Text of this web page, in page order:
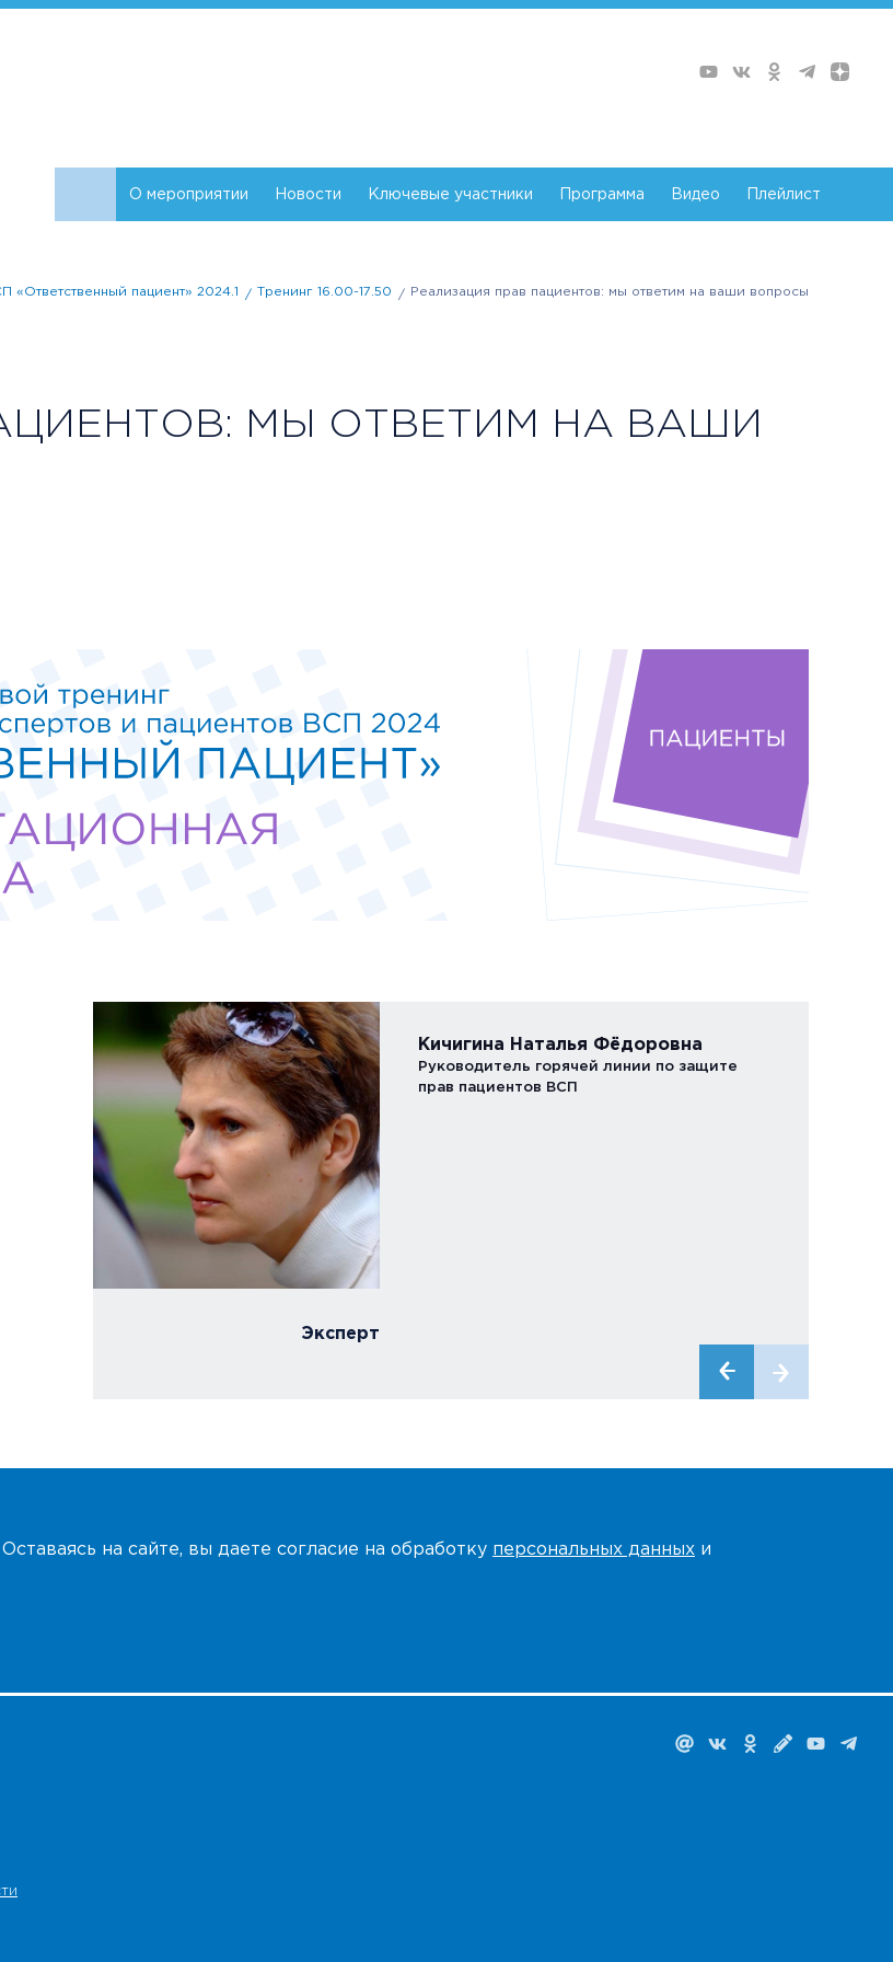
О мероприятии Новости Ключевые участники Программа Видео Плейлист
«Ответственный пациент» 2024.1 Тренинг 16.00-17.50 Реализация прав пациентов: мы ответим на ваши вопросы
МЫ ОТВЕТИМ НА ВАШИ
Эксперт
Кичигина Наталья Фёдоровна
Руководитель горячей линии по защите
прав пациентов ВСП
Оставаясь на сайте, вы даете согласие на обработку персональных данных и